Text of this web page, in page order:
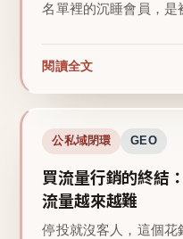
名單裡的沉睡會員，是
閱讀全文
公私域閉環 GEO
買流量行銷的終結
流量越來越難
停投就沒客人，這個花